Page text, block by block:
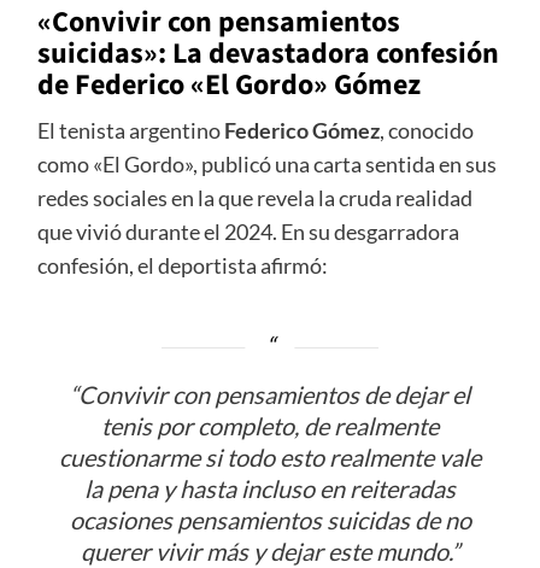
«Convivir con pensamientos
suicidas»: La devastadora confesión
de Federico «El Gordo» Gómez
El tenista argentinoFederico Gómez, conocido
como «El Gordo», publicó una carta sentida en sus
redes sociales en la que revela la cruda realidad
que vivió durante el 2024. En su desgarradora
confesión, el deportista afirmó:
“Convivir con pensamientos de dejar el
tenis por completo, de realmente
cuestionarme si todo esto realmente vale
la pena y hasta incluso en reiteradas
ocasiones pensamientos suicidas de no
querer vivir más y dejar este mundo.”